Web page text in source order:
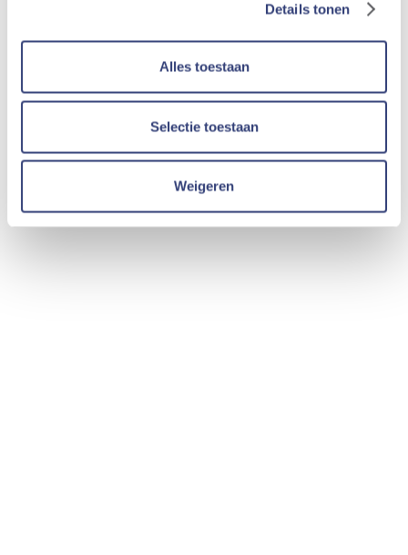
Details tonen
Alles toestaan
Selectie toestaan
Weigeren